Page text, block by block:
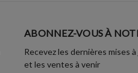
ABONNEZ-VOUS À
Recevez les dernières mises
et les ventes à venir